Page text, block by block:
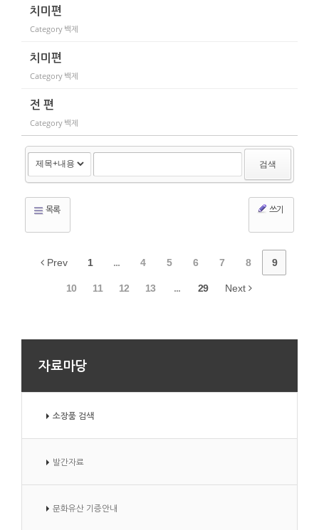
치미편
Category 백제
치미편
Category 백제
전 편
Category 백제
검색
목록 쓰기
Prev 1 ... 4 5 6 7 8 9
10 11 12 13 ... 29 Next
자료마당
소장품 검색
발간자료
문화유산 기증안내